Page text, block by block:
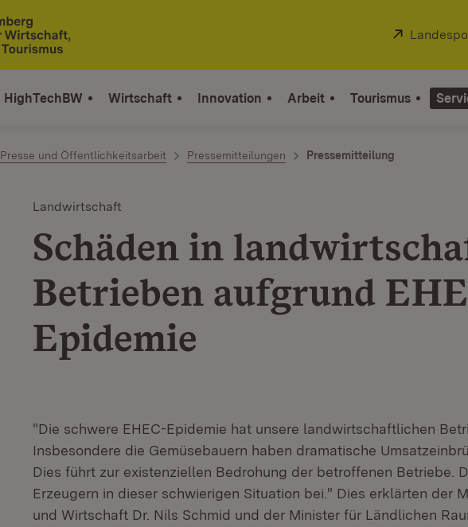
Extern:
HighTechBW Wirtschaft Innovation Arbeit Tourismus
Presse und Öffentlichkeitsarbeit Pressemitteilungen Pressemitteilung
Landwirtschaft
Schäden in
Betrieben aufgrund
Epidemie
"Die schwere EHEC-Epidemie hat unsere landwirtschaftlichen
Insbesondere die Gemüsebauern haben dramatische
Dies führt zur existenziellen Bedrohung der betroffenen Betriebe.
Erzeugern in dieser schwierigen Situation bei." Dies erklärten der
und Wirtschaft Dr. Nils Schmid und der Minister für Ländlichen